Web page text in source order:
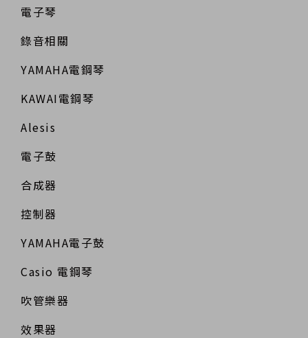
電子琴
錄音相關
YAMAHA電鋼琴
KAWAI電鋼琴
Alesis
電子鼓
合成器
控制器
YAMAHA電子鼓
Casio 電鋼琴
吹管樂器
效果器